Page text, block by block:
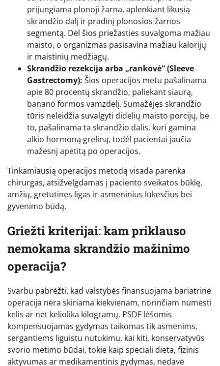
prijungiama plonoji žarna, aplenkiant likusią
skrandžio dalį ir pradinį plonosios žarnos
segmentą. Dėl šios priežasties suvalgoma mažiau
maisto, o organizmas pasisavina mažiau kalorijų
ir maistinių medžiagų.
Skrandžio rezekcija arba „rankovė“ (Sleeve
Gastrectomy): Šios operacijos metu pašalinama
apie 80 procentų skrandžio, paliekant siaurą,
banano formos vamzdelį. Sumažėjęs skrandžio
tūris neleidžia suvalgyti didelių maisto porcijų, be
to, pašalinama ta skrandžio dalis, kuri gamina
alkio hormoną greliną, todėl pacientai jaučia
mažesnį apetitą po operacijos.
Tinkamiausią operacijos metodą visada parenka
chirurgas, atsižvelgdamas į paciento sveikatos būklę,
amžių, gretutines ligas ir asmeninius lūkesčius bei
gyvenimo būdą.
Griežti kriterijai: kam priklauso
nemokama skrandžio mažinimo
operacija?
Svarbu pabrėžti, kad valstybės finansuojama bariatrinė
operacija nėra skiriama kiekvienam, norinčiam numesti
kelis ar net keliolika kilogramų. PSDF lėšomis
kompensuojamas gydymas taikomas tik asmenims,
sergantiems liguistu nutukimu, kai kiti, konservatyvūs
svorio metimo būdai, tokie kaip speciali dieta, fizinis
aktyvumas ar medikamentinis gydymas, nedavė